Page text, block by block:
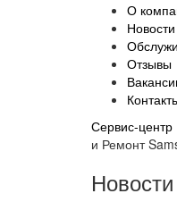
О
Новости
Отзывы
Сервис-
и Ремонт
Новости